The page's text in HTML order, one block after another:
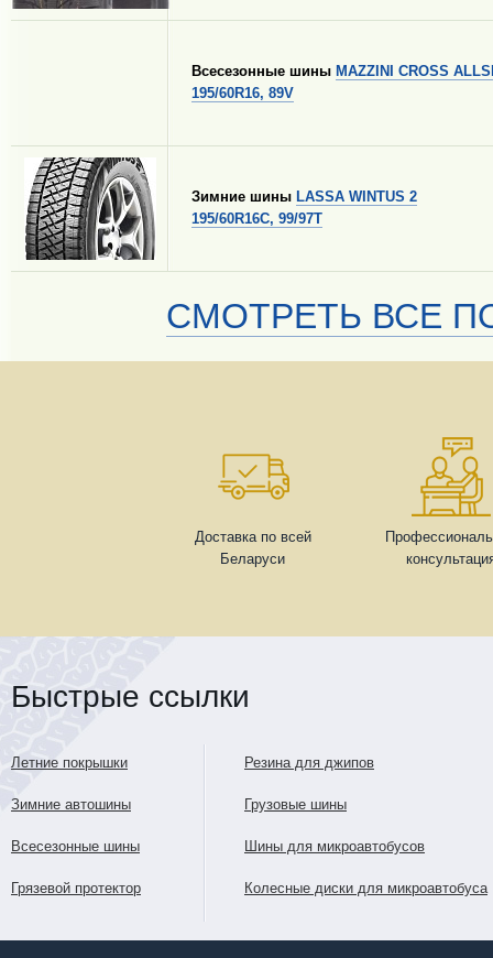
Всесезонные шины MAZZINI CROSS
195/60R16, 89V
Зимние шины LASSA WINTUS 2
195/60R16C, 99/97T
СМОТРЕТЬ ВСЕ
Доставка по всей
Беларуси
Быстрые ссылки
Летние покрышки
Зимние автошины
Всесезонные шины
Грязевой протектор
Резина для джипов
Грузовые шины
Шины для микроавтобусов
Колесные диски для микроавтобуса